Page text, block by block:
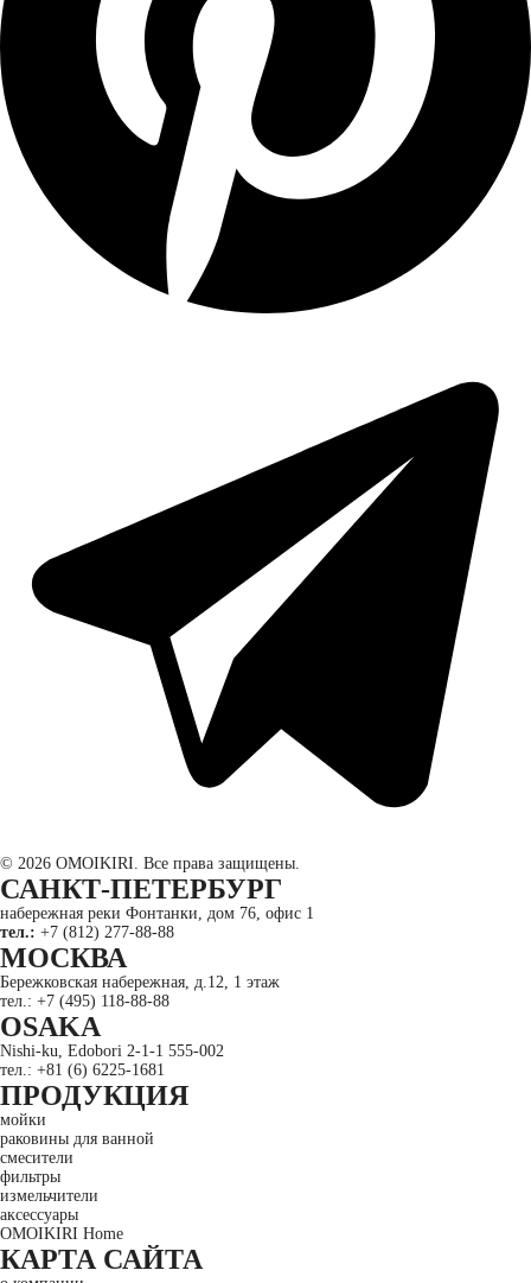
© 2026 OMOIKIRI. Все права защищены.
САНКТ-ПЕТЕРБУРГ
набережная реки Фонтанки, дом 76, офис 1
тел.: +7 (812) 277-88-88
МОСКВА
Бережковская набережная, д.12, 1 этаж
тел.: +7 (495) 118-88-88
OSAKA
Nishi-ku, Edobori 2-1-1 555-002
тел.: +81 (6) 6225-1681
ПРОДУКЦИЯ
мойки
раковины для ванной
смесители
фильтры
измельчители
аксессуары
OMOIKIRI Home
КАРТА САЙТА